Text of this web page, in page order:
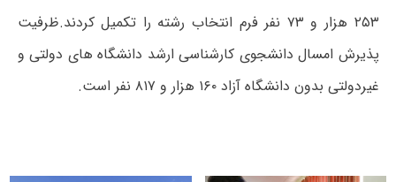
۲۵۳ هزار و ۷۳ نفر فرم انتخاب رشته را تکمیل کردند.ظرفیت
پذیرش امسال دانشجوی کارشناسی ارشد دانشگاه های دولتی و
غیردولتی بدون دانشگاه آزاد ۱۶۰ هزار و ۸۱۷ نفر است.